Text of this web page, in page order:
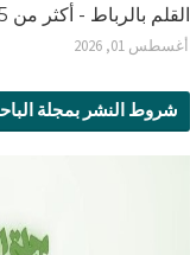
القلم بالرباط - أكثر من 65 دراسة علمية
أغسطس 01, 2026
شروط النشر بمجلة